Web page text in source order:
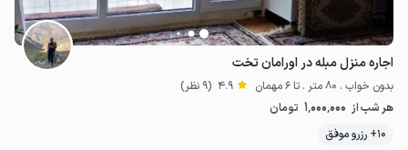
اجاره منزل مبله در اورامان تخت
بدون خواب . 80 متر . تا 6 مهمان 4.9 (9 نظر)
هر شب از 1٬000٬000 تومان
10+ رزرو موفق